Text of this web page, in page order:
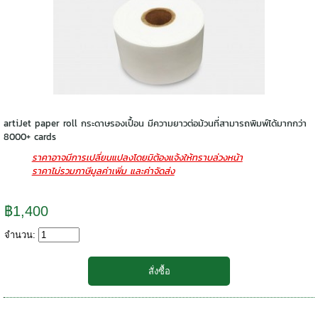
artiJet paper roll กระดาษรองเปื้อน มีความยาวต่อม้วนที่สามารถพิมพ์ได้มากกว่า
8000+ cards
ราคาอาจมีการเปลี่ยนแปลงโดยมิต้องแจ้งให้ทราบล่วงหน้า
ราคาไม่รวมภาษีมูลค่าเพิ่ม และค่าจัดส่ง
฿1,400
จำนวน: